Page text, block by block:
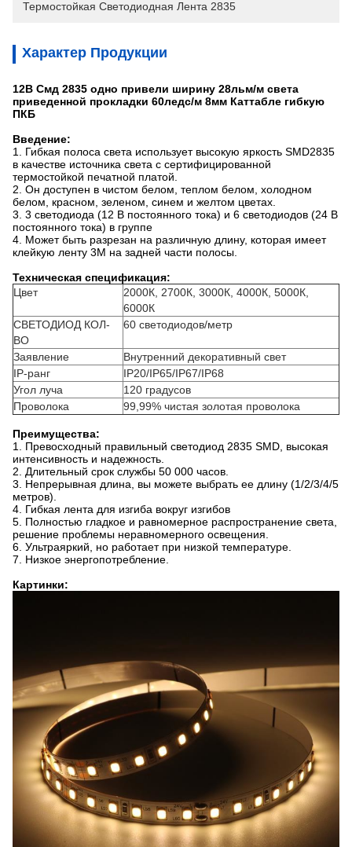
Термостойкая Светодиодная Лента 2835
Характер Продукции
12В Смд 2835 одно привели ширину 28льм/м света
приведенной прокладки 60ледс/м 8мм Каттабле гибкую
ПКБ
Введение:
1. Гибкая полоса света использует высокую яркость SMD2835
в качестве источника света с сертифицированной
термостойкой печатной платой.
2. Он доступен в чистом белом, теплом белом, холодном
белом, красном, зеленом, синем и желтом цветах.
3. 3 светодиода (12 В постоянного тока) и 6 светодиодов (24 В
постоянного тока) в группе
4. Может быть разрезан на различную длину, которая имеет
клейкую ленту 3M на задней части полосы.
Техническая спецификация:
Цвет
2000К, 2700К, 3000К, 4000К, 5000К,
6000К
СВЕТОДИОД КОЛ-
ВО
60 светодиодов/метр
Заявление
Внутренний декоративный свет
IP-ранг
IP20/IP65/IP67/IP68
Угол луча
120 градусов
Проволока
99,99% чистая золотая проволока
Преимущества:
1. Превосходный правильный светодиод 2835 SMD, высокая
интенсивность и надежность.
2. Длительный срок службы 50 000 часов.
3. Непрерывная длина, вы можете выбрать ее длину (1/2/3/4/5
метров).
4. Гибкая лента для изгиба вокруг изгибов
5. Полностью гладкое и равномерное распространение света,
решение проблемы неравномерного освещения.
6. Ультраяркий, но работает при низкой температуре.
7. Низкое энергопотребление.
Картинки: